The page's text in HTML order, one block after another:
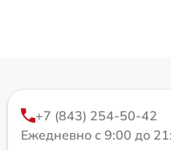
+7 (843) 254-50-42
Ежедневно с 9:00 до